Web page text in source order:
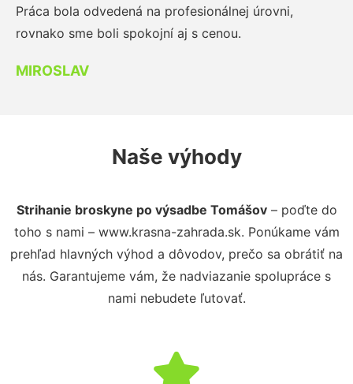
Práca bola odvedená na profesionálnej úrovni,
rovnako sme boli spokojní aj s cenou.
MIROSLAV
Naše výhody
Strihanie broskyne po výsadbe Tomášov– poďte do
toho s nami – www.krasna-zahrada.sk. Ponúkame vám
prehľad hlavných výhod a dôvodov, prečo sa obrátiť na
nás. Garantujeme vám, že nadviazanie spolupráce s
nami nebudete ľutovať.